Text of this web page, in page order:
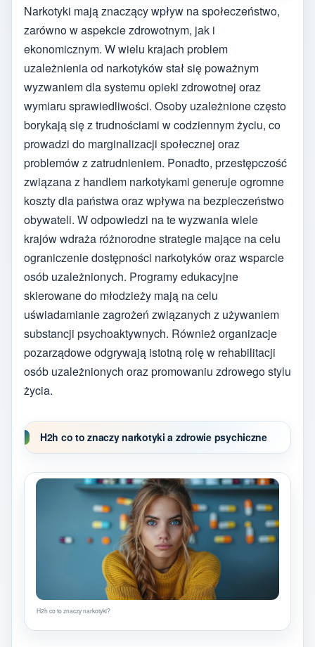
Narkotyki mają znaczący wpływ na społeczeństwo,
zarówno w aspekcie zdrowotnym, jak i
ekonomicznym. W wielu krajach problem
uzależnienia od narkotyków stał się poważnym
wyzwaniem dla systemu opieki zdrowotnej oraz
wymiaru sprawiedliwości. Osoby uzależnione często
borykają się z trudnościami w codziennym życiu, co
prowadzi do marginalizacji społecznej oraz
problemów z zatrudnieniem. Ponadto, przestępczość
związana z handlem narkotykami generuje ogromne
koszty dla państwa oraz wpływa na bezpieczeństwo
obywateli. W odpowiedzi na te wyzwania wiele
krajów wdraża różnorodne strategie mające na celu
ograniczenie dostępności narkotyków oraz wsparcie
osób uzależnionych. Programy edukacyjne
skierowane do młodzieży mają na celu
uświadamianie zagrożeń związanych z używaniem
substancji psychoaktywnych. Również organizacje
pozarządowe odgrywają istotną rolę w rehabilitacji
osób uzależnionych oraz promowaniu zdrowego stylu
życia.
H2h co to znaczy narkotyki a zdrowie psychiczne
H2h co to znaczy narkotyki?